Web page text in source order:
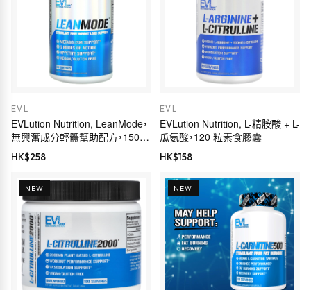
EVL
EVLution Nutrition, LeanMode，
無興奮成分輕體幫助配方，150
粒素食膠囊
HK$258
EVL
EVLution Nutrition, L-精胺酸 + L-
瓜氨酸，120 粒素食膠囊
HK$158
NEW NEW